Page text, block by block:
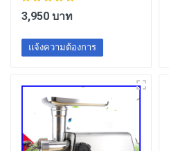
3,950 บาท
แจ้งความต้องการ